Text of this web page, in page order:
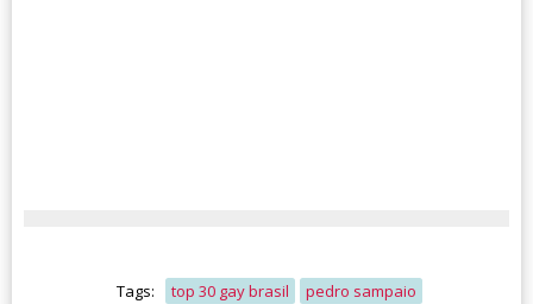
Tags: top 30 gay brasil pedro sampaio